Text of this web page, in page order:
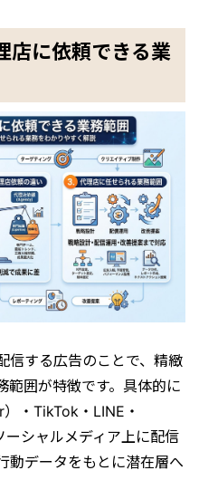
店に依頼できる業
信する広告のことで、精緻
範囲が特徴です。具体的に
・TikTok・LINE・
シャルメディア上に配信
動データをもとに潜在層へ